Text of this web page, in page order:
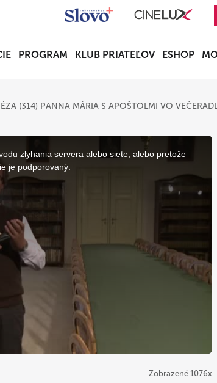
PROGRAM KLUB PRIATEĽOV ESHOP
(314) PANNA MÁRIA S APOŠTOLMI VO
zlyhania servera alebo siete, alebo pretože
je podporovaný.
Zobrazené 1076x